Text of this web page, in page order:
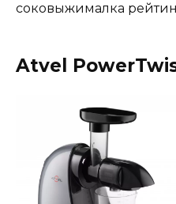
соковыжималка
Atvel